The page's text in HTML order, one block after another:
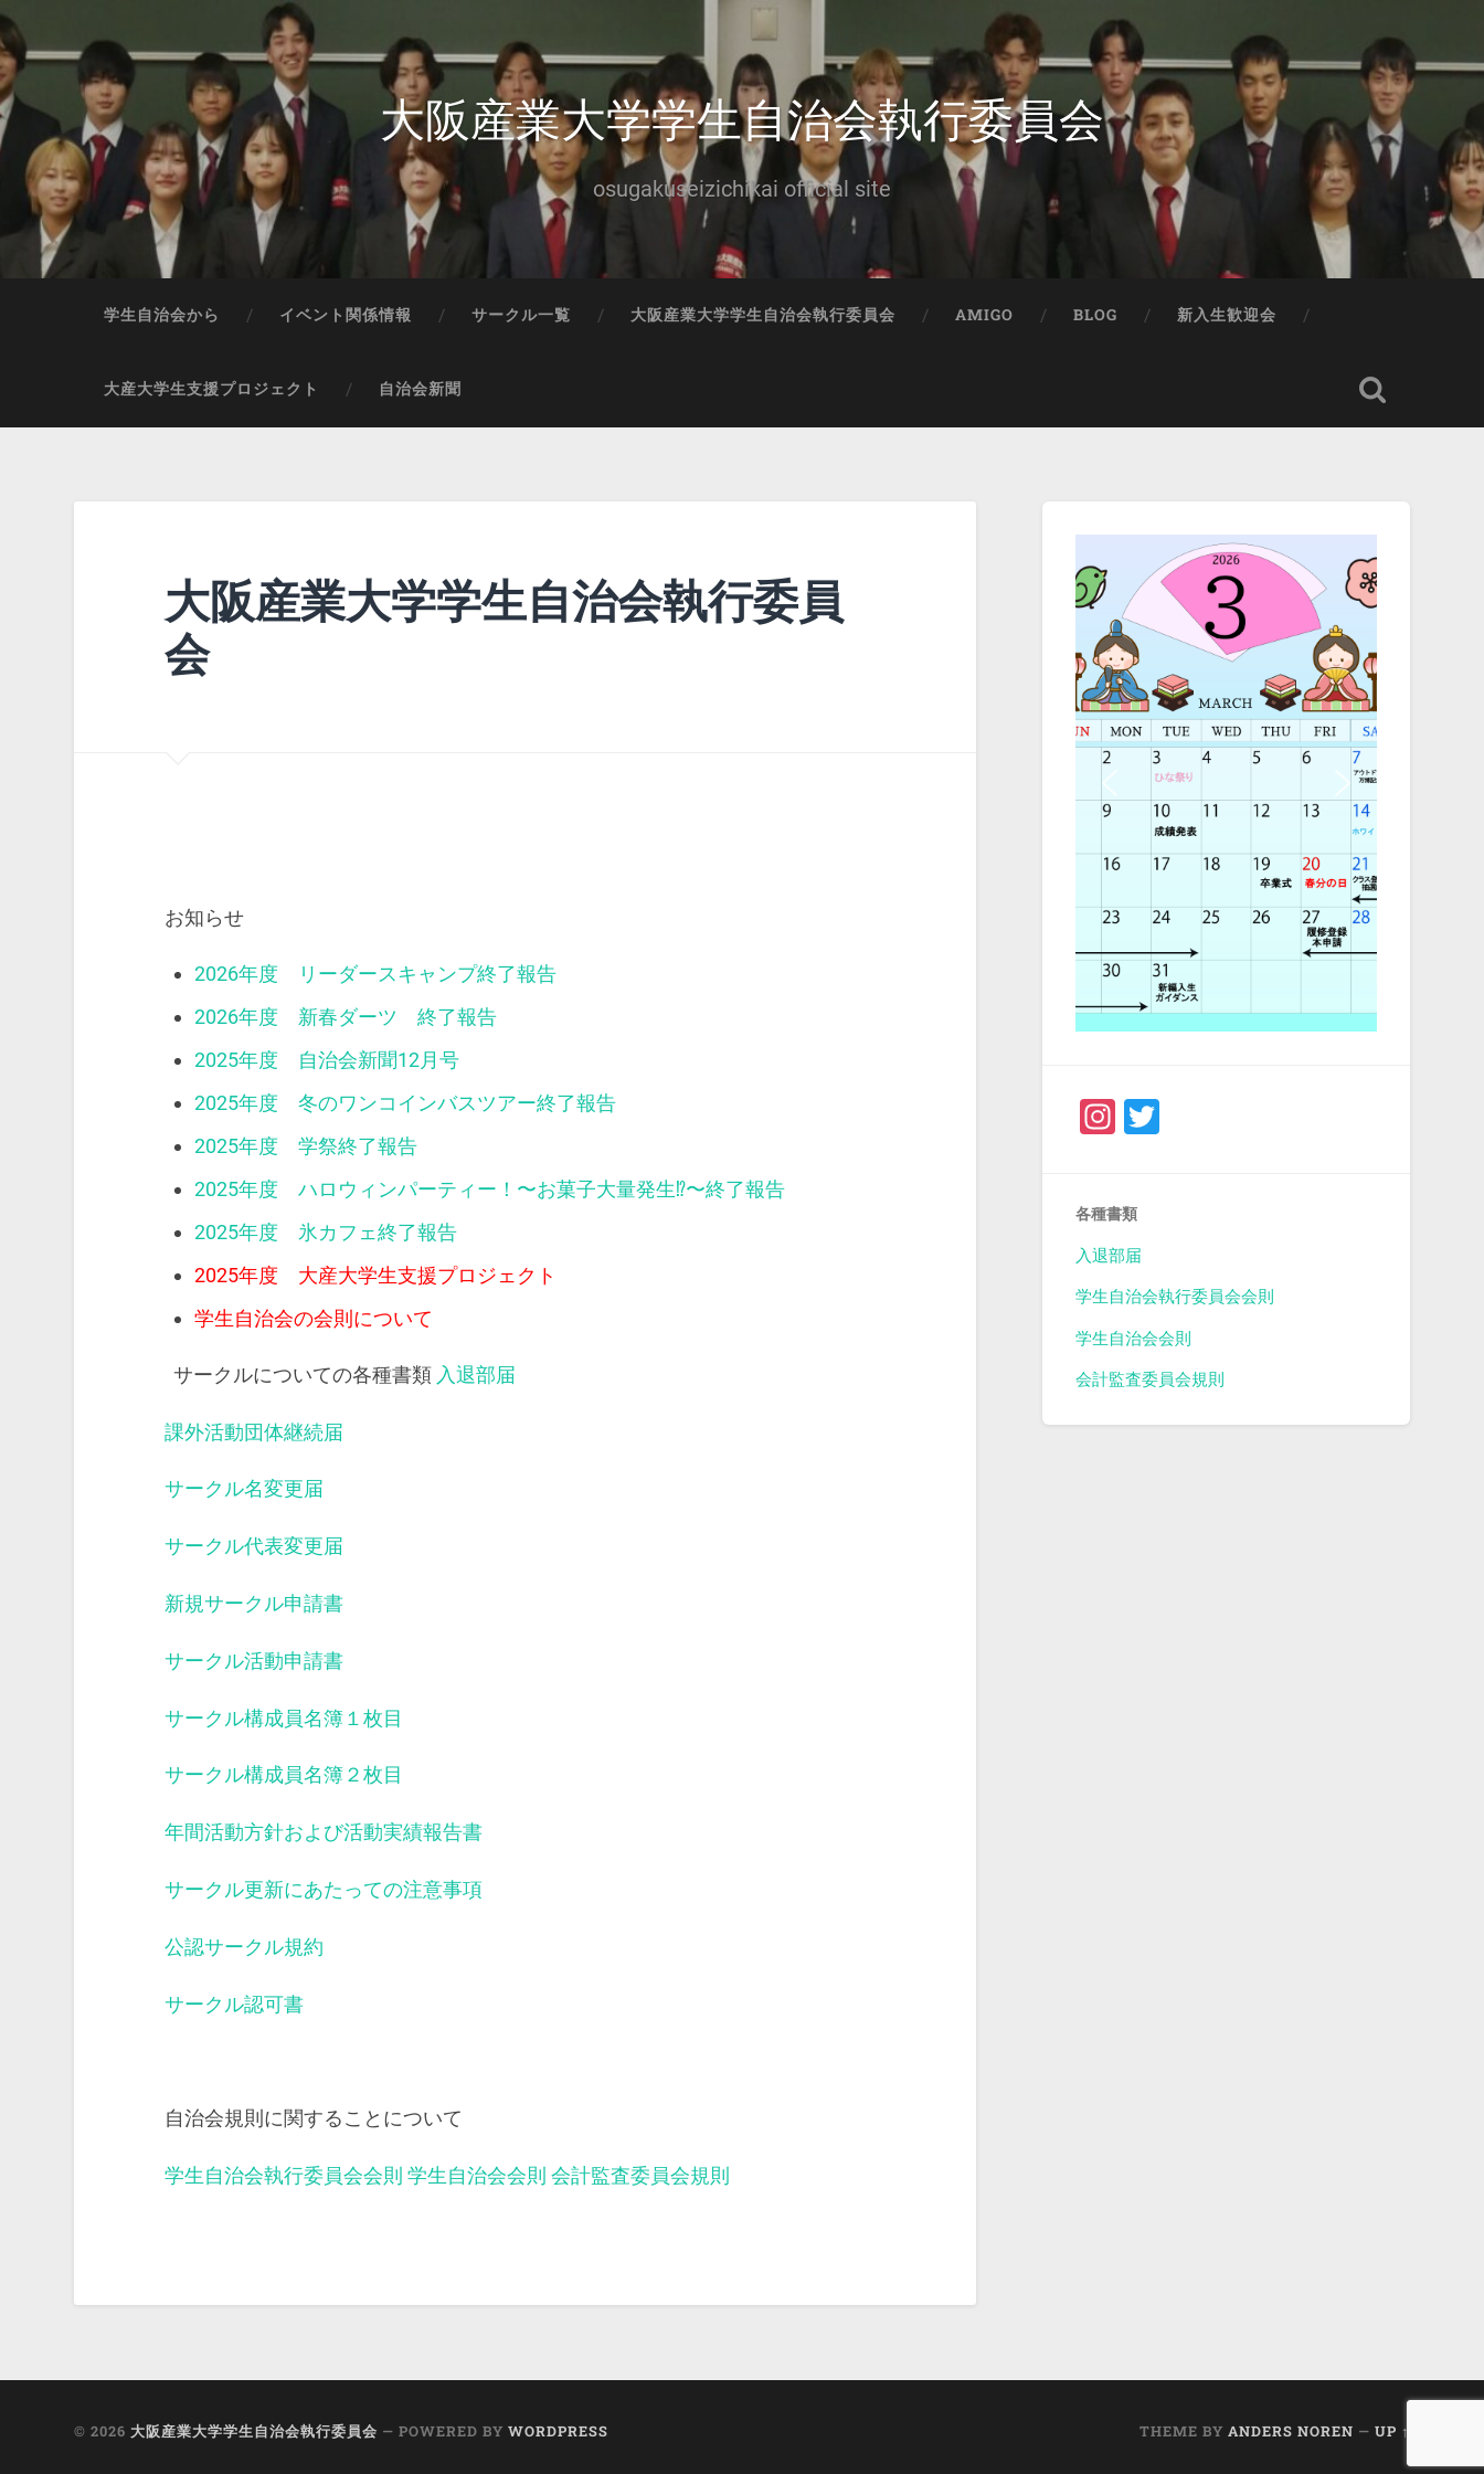
大阪産業大学学生自治会執行委員会
osugakuseizichikai official site
学生自治会から イベント関係情報 サークル一覧 大阪産業大学学生自治会執行委員会 AMIGO BLOG 新入生歓迎会
大産大学生支援プロジェクト 自治会新聞
大阪産業大学学生自治会執行委員
会
お知らせ
2026年度 リーダースキャンプ終了報告
2026年度 新春ダーツ 終了報告
2025年度 自治会新聞12月号
2025年度 冬のワンコインバスツアー終了報告
2025年度 学祭終了報告
2025年度 ハロウィンパーティー！〜お菓子大量発生⁉︎〜終了報告
2025年度 氷カフェ終了報告
2025年度 大産大学生支援プロジェクト
学生自治会の会則について
サークルについての各種書類 入退部届
課外活動団体継続届
サークル名変更届
サークル代表変更届
新規サークル申請書
サークル活動申請書
サークル構成員名簿１枚目
サークル構成員名簿２枚目
年間活動方針および活動実績報告書
サークル更新にあたっての注意事項
公認サークル規約
サークル認可書
自治会規則に関することについて
学生自治会執行委員会会則 学生自治会会則 会計監査委員会規則
Instagram
各種書類
入退部届
学生自治会執行委員会会則
学生自治会会則
会計監査委員会規則
© 2026 大阪産業大学学生自治会執行委員会 — POWERED BYWORDPRESS THEME BY ANDERS NOREN — UP ↑